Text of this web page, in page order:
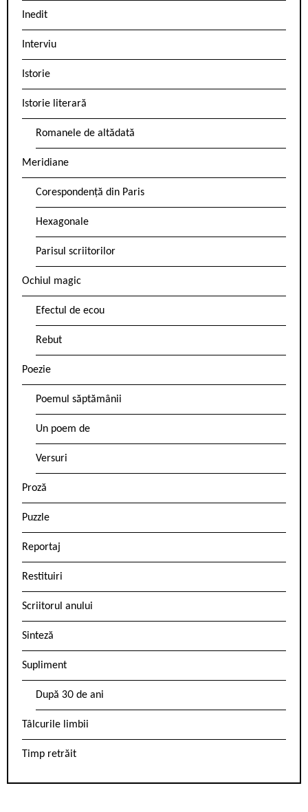
Inedit
Interviu
Istorie
Istorie literară
Romanele de altădată
Meridiane
Corespondență din Paris
Hexagonale
Parisul scriitorilor
Ochiul magic
Efectul de ecou
Rebut
Poezie
Poemul săptămânii
Un poem de
Versuri
Proză
Puzzle
Reportaj
Restituiri
Scriitorul anului
Sinteză
Supliment
După 30 de ani
Tâlcurile limbii
Timp retrăit